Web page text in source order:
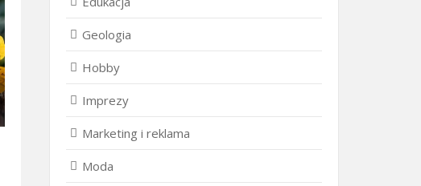
Geologia
Hobby
Imprezy
Marketing i reklama
Moda